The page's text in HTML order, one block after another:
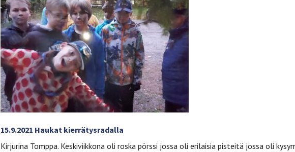
15.9.2021 Haukat kierrätysradalla
Kirjurina Tomppa. Keskiviikkona oli roska pörssi jossa oli erilaisia pisteitä jossa oli